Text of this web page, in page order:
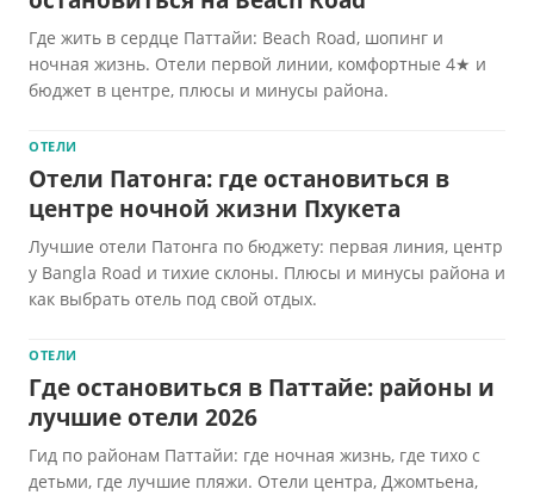
Где жить в сердце Паттайи: Beach Road, шопинг и
ночная жизнь. Отели первой линии, комфортные 4★ и
бюджет в центре, плюсы и минусы района.
ОТЕЛИ
Отели Патонга: где остановиться в
центре ночной жизни Пхукета
Лучшие отели Патонга по бюджету: первая линия, центр
у Bangla Road и тихие склоны. Плюсы и минусы района и
как выбрать отель под свой отдых.
ОТЕЛИ
Где остановиться в Паттайе: районы и
лучшие отели 2026
Гид по районам Паттайи: где ночная жизнь, где тихо с
детьми, где лучшие пляжи. Отели центра, Джомтьена,